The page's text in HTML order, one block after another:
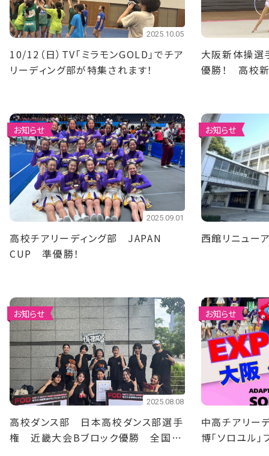
2025.10.05
10/12（日）TV「ミラモンGOLD」でチア
リーディング部が特集されます！
大阪新体操
優勝！ 高校
お知らせ
2025.09.01
高校チアリーディング部 JAPAN
CUP 準優勝！
お知らせ
西館リニュー
お知らせ
2025.08.08
高校ダンス部 日本高校ダンス部選手
権 近畿大会Bブロック優勝 全国準
お知らせ
中高チアリー
博「ソロユル